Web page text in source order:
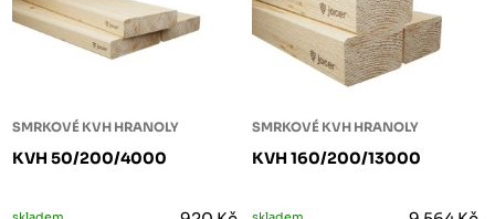
SMRKOVÉ KVH HRANOLY
KVH 50/200/4000
SMRKOVÉ KVH HRANOLY
KVH 160/200/13000